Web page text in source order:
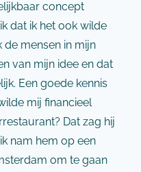
concept
dat ik het ook wilde
mensen in mijn
van mijn idee en dat
Een goede kennis
mij financieel
Dat zag hij
nam hem op een
om te gaan